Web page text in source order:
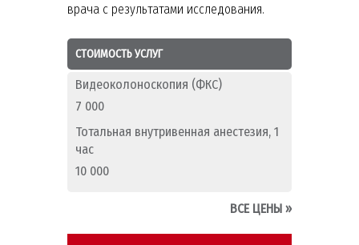
врача с результатами исследования.
СТОИМОСТЬ УСЛУГ
Видеоколоноскопия (ФКС)
7 000
Тотальная внутривенная анестезия, 1
час
10 000
ВСЕ ЦЕНЫ »